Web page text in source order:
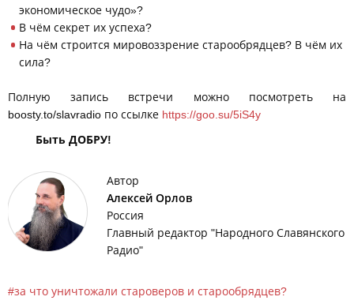
экономическое чудо»?
В чём секрет их успеха?
На чём строится мировоззрение старообрядцев? В чём их
сила?
Полную запись встречи можно посмотреть на
boosty.to/slavradio по ссылке https://goo.su/5iS4y
Быть ДОБРУ!
Автор
Алексей Орлов
Россия
Главный редактор "Народного Славянского
Радио"
за что уничтожали староверов и старообрядцев?